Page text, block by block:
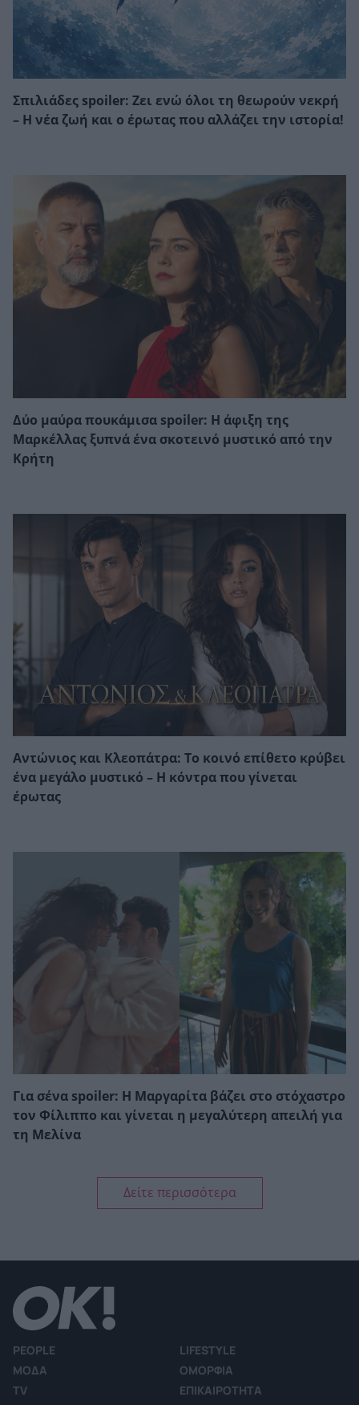
Σπιλιάδες spoiler: Ζει ενώ όλοι τη θεωρούν νεκρή
– Η νέα ζωή και ο έρωτας που αλλάζει την ιστορία!
Δύο μαύρα πουκάμισα spoiler: Η άφιξη της
Μαρκέλλας ξυπνά ένα σκοτεινό μυστικό από την
Κρήτη
Αντώνιος και Κλεοπάτρα: Το κοινό επίθετο κρύβει
ένα μεγάλο μυστικό – Η κόντρα που γίνεται
έρωτας
Για σένα spoiler: Η Μαργαρίτα βάζει στο στόχαστρο
τον Φίλιππο και γίνεται η μεγαλύτερη απειλή για
τη Μελίνα
Δείτε περισσότερα
PEOPLE
LIFESTYLE
ΜΟΔΑ
ΟΜΟΡΦΙΑ
TV
ΕΠΙΚΑΙΡΟΤΗΤΑ